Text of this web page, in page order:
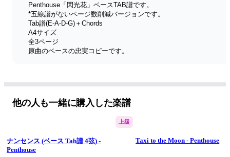
Penthouse「閃光花」ベースTAB譜です。
*五線譜がないページ数削減バージョンです。
Tab譜(E-A-D-G)＋Chords
A4サイズ
全3ページ
原曲のベースの忠実コピーです。
https://note.com/tsbassscore/n/nb66cd2d81ca1
他の人も一緒に購入した楽譜
上級
ナンセンス (ベース Tab譜 4弦) -
Penthouse
Taxi to the Moon - Penthouse